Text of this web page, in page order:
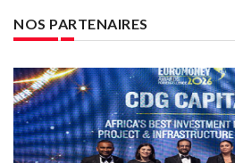
NOS PARTENAIRES